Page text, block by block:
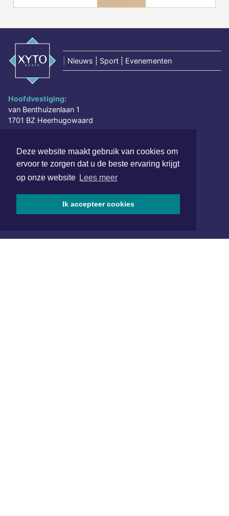
Deze website maakt gebruik van cookies om
ervoor te zorgen dat u de beste ervaring krijgt
op onze website Lees meer
Ik accepteer cookies
Nieuws | Sport | Evenementen
Hoofdvestiging:
van Benthuizenlaan 1
1701 BZ Heerhugowaard
redactie@xyto.nl
www.xyto.nl